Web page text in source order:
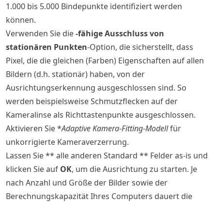
1.000 bis 5.000 Bindepunkte identifiziert werden
können.
Verwenden Sie die-fähige Ausschluss von
stationären Punkten-Option, die sicherstellt, dass
Pixel, die die gleichen (Farben) Eigenschaften auf allen
Bildern (d.h. stationär) haben, von der
Ausrichtungserkennung ausgeschlossen sind. So
werden beispielsweise Schmutzflecken auf der
Kameralinse als Richttastenpunkte ausgeschlossen.
Aktivieren Sie *Adaptive Kamera-Fitting-Modellfür
unkorrigierte Kameraverzerrung.
Lassen Sie ** alle anderen Standard ** Felder as-is und
klicken Sie auf OK, um die Ausrichtung zu starten. Je
nach Anzahl und Größe der Bilder sowie der
Berechnungskapazität Ihres Computers dauert die